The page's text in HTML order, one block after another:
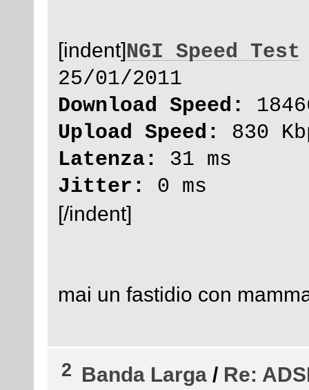
[indent]NGI Speed Test
25/01/2011
Download Speed:
Upload Speed:
830
Latenza:
31 ms
Jitter:
0 ms
[/indent]
mai un fastidio con
2 Banda Larga / Re: